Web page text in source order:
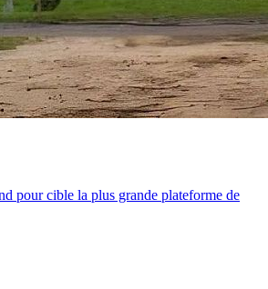
pour cible la plus grande plateforme de